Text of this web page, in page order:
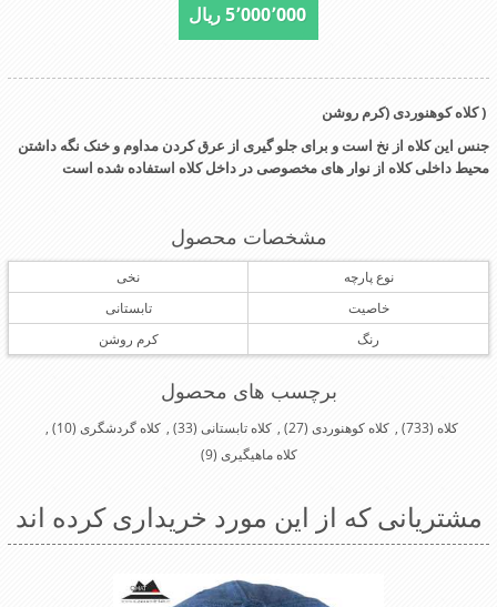
5٬000٬000 ریال
( کلاه کوهنوردی (کرم روشن
جنس این کلاه از نخ است و برای جلو گیری از عرق کردن مداوم و خنک نگه داشتن
محیط داخلی کلاه از نوار های مخصوصی در داخل کلاه استفاده شده است
مشخصات محصول
نوع پارچه
نخی
خاصیت
تابستانی
رنگ
کرم روشن
برچسب های محصول
کلاه (733)
, کلاه کوهنوردی (27)
, کلاه تابستانی (33)
, کلاه گردشگری (10)
,
کلاه ماهیگیری (9)
مشتریانی که از این مورد خریداری کرده اند